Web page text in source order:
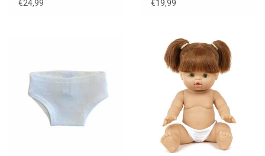
€24,99 €19,99